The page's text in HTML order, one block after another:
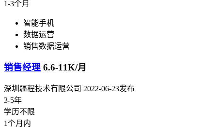
1-3个月
智能手机
数据运营
销售数据运营
销售经理 6.6-11K/月
深圳疆程技术有限公司 2022-06-23发布
3-5年
学历不限
1个月内